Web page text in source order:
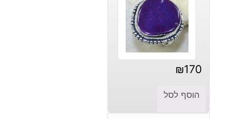
₪170
הוסף לסל